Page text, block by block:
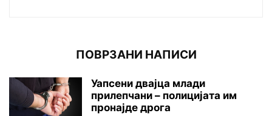
ПОВРЗАНИ НАПИСИ
Уапсени двајца млади
прилепчани – полицијата им
пронајде дpoга